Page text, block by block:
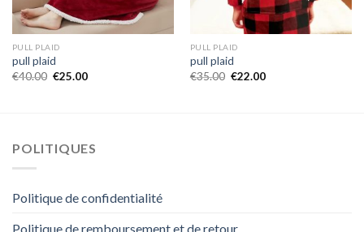
PULL PLAID
pull plaid
€40.00 €25.00
PULL PLAID
pull plaid
€35.00 €22.00
POLITIQUES
Politique de confidentialité
Politique de remboursement et de retour